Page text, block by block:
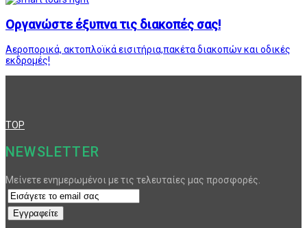
Οργανώστε έξυπνα τις διακοπές σας!
Αεροπορικά, ακτοπλοϊκά εισιτήρια,πακέτα διακοπών και οδικές
εκδρομές!
TOP
NEWSLETTER
Μείνετε ενημερωμένοι με τις τελευταίες μας προσφορές.